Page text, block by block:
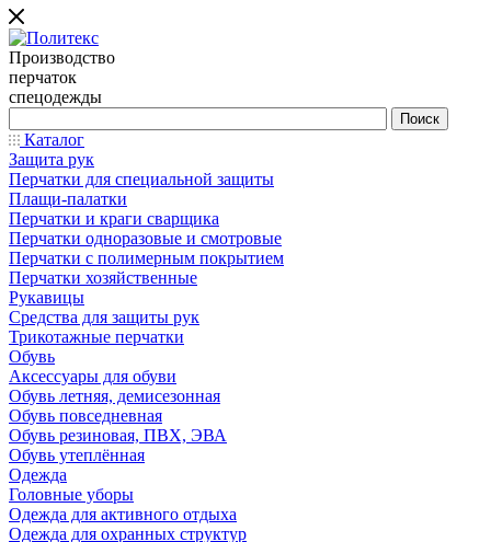
Производство
перчаток
спецодежды
Каталог
Защита рук
Перчатки для специальной защиты
Плащи-палатки
Перчатки и краги сварщика
Перчатки одноразовые и смотровые
Перчатки с полимерным покрытием
Перчатки хозяйственные
Рукавицы
Средства для защиты рук
Трикотажные перчатки
Обувь
Аксессуары для обуви
Обувь летняя, демисезонная
Обувь повседневная
Обувь резиновая, ПВХ, ЭВА
Обувь утеплённая
Одежда
Головные уборы
Одежда для активного отдыха
Одежда для охранных структур